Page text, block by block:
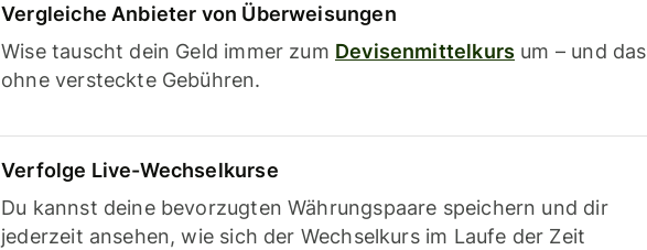
Vergleiche Anbieter von Überweisungen
Wise tauscht dein Geld immer zum Devisenmittelkurs um – und das
ohne versteckte Gebühren.
Verfolge Live-Wechselkurse
Du kannst deine bevorzugten Währungspaare speichern und dir
jederzeit ansehen, wie sich der Wechselkurs im Laufe der Zeit